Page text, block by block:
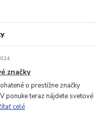
značky
o prestížne značky
ponuke teraz nájdete svetové
celé